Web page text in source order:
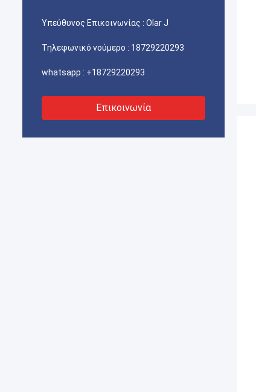
αγορά.
Υπεύθυνος Επικοινωνίας : Olar J
Τηλεφωνικό νούμερο : 18729220293
whatsapp : +18729220293
Επικοινωνία